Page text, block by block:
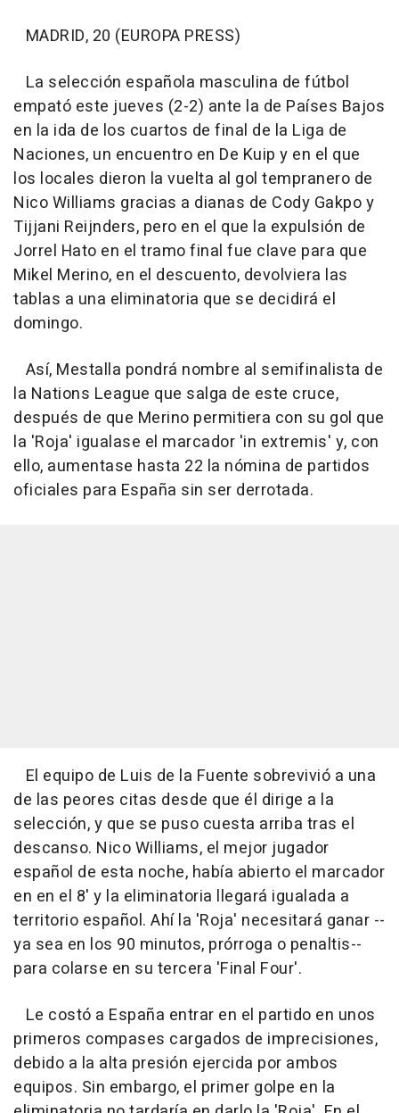
MADRID, 20 (EUROPA PRESS)
La selección española masculina de fútbol
empató este jueves (2-2) ante la de Países Bajos
en la ida de los cuartos de final de la Liga de
Naciones, un encuentro en De Kuip y en el que
los locales dieron la vuelta al gol tempranero de
Nico Williams gracias a dianas de Cody Gakpo y
Tijjani Reijnders, pero en el que la expulsión de
Jorrel Hato en el tramo final fue clave para que
Mikel Merino, en el descuento, devolviera las
tablas a una eliminatoria que se decidirá el
domingo.
Así, Mestalla pondrá nombre al semifinalista de
la Nations League que salga de este cruce,
después de que Merino permitiera con su gol que
la 'Roja' igualase el marcador 'in extremis' y, con
ello, aumentase hasta 22 la nómina de partidos
oficiales para España sin ser derrotada.
El equipo de Luis de la Fuente sobrevivió a una
de las peores citas desde que él dirige a la
selección, y que se puso cuesta arriba tras el
descanso. Nico Williams, el mejor jugador
español de esta noche, había abierto el marcador
en en el 8' y la eliminatoria llegará igualada a
territorio español. Ahí la 'Roja' necesitará ganar --
ya sea en los 90 minutos, prórroga o penaltis--
para colarse en su tercera 'Final Four'.
Le costó a España entrar en el partido en unos
primeros compases cargados de imprecisiones,
debido a la alta presión ejercida por ambos
equipos. Sin embargo, el primer golpe en la